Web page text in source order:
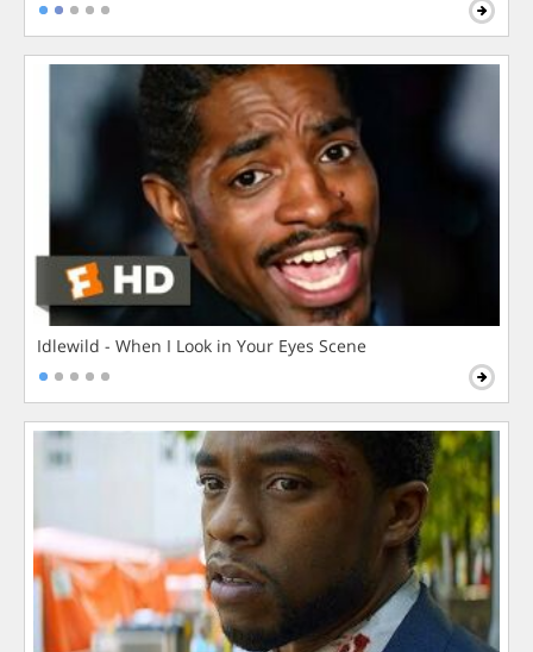
Idlewild - When I Look in Your Eyes Scene